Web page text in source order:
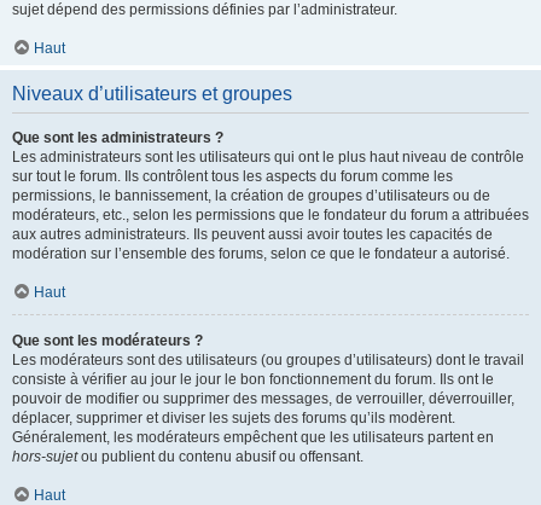
sujet dépend des permissions définies par l’administrateur.
Haut
Niveaux d’utilisateurs et groupes
Que sont les administrateurs ?
Les administrateurs sont les utilisateurs qui ont le plus haut niveau de contrôle
sur tout le forum. Ils contrôlent tous les aspects du forum comme les
permissions, le bannissement, la création de groupes d’utilisateurs ou de
modérateurs, etc., selon les permissions que le fondateur du forum a attribuées
aux autres administrateurs. Ils peuvent aussi avoir toutes les capacités de
modération sur l’ensemble des forums, selon ce que le fondateur a autorisé.
Haut
Que sont les modérateurs ?
Les modérateurs sont des utilisateurs (ou groupes d’utilisateurs) dont le travail
consiste à vérifier au jour le jour le bon fonctionnement du forum. Ils ont le
pouvoir de modifier ou supprimer des messages, de verrouiller, déverrouiller,
déplacer, supprimer et diviser les sujets des forums qu’ils modèrent.
Généralement, les modérateurs empêchent que les utilisateurs partent en
hors-sujetou publient du contenu abusif ou offensant.
Haut